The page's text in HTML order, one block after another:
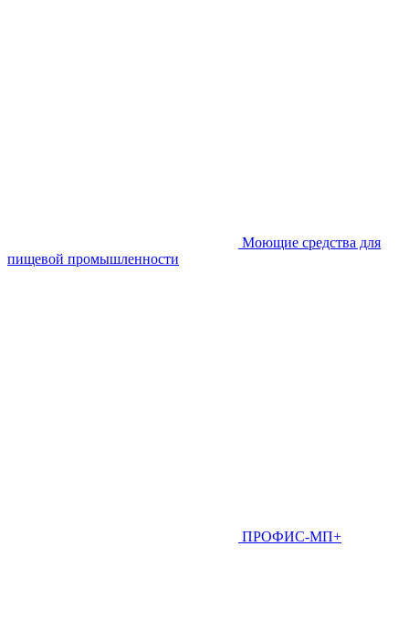
Моющие средства для
пищевой промышленности
ПРОФИС-МП+